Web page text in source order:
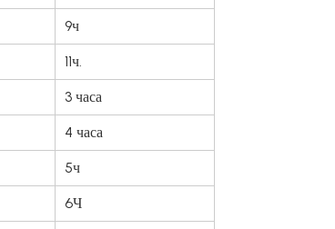
9ч
11ч.
3 часа
4 часа
5ч
6Ч